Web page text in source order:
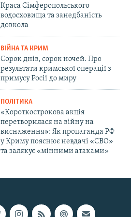
Краса Сімферопольського
водосховища та занедбаність
довкола
ВІЙНА ТА КРИМ
Сорок днів, сорок ночей. Про
результати кримської операції з
примусу Росії до миру
ПОЛІТИКА
«Короткострокова акція
перетворилася на війну на
виснаження»: Як пропаганда РФ
у Криму пояснює невдачі «СВО»
та залякує «мінними атаками»